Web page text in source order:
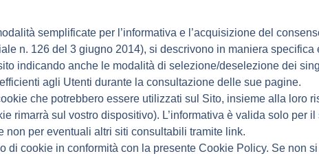
semplificate per l’informativa e l’acquisizione del
n. 126 del 3 giugno 2014), si descrivono in maniera specifica
indicando anche le modalità di selezione/deselezione dei
agli Utenti durante la consultazione delle sue pagine.
che potrebbero essere utilizzati sul Sito, insieme alla loro
rimarrà sul vostro dispositivo). L’informativa è valida solo per il
per eventuali altri siti consultabili tramite link.
di cookie in conformità con la presente Cookie Policy. Se non